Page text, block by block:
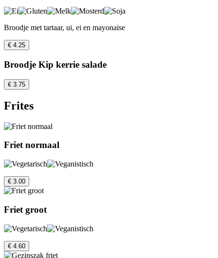
Broodje met tartaar, ui, ei en mayonaise
€ 4.25
Broodje Kip kerrie salade
€ 3.75
Frites
Friet normaal
€ 3.00
Friet groot
€ 4.60